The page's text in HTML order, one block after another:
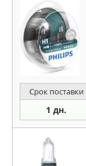
Срок поставки
1 дн.